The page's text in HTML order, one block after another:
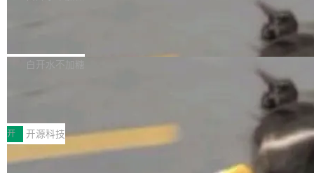
个主 agent 循环，外加一组后台 agent。这些后
库，并将作为transport接入Mooncake TENT。
MPComm将作为一种传输引擎接入Mooncake T
ENT，实现零拷贝传输性能提升30%、非零拷贝
传输性能最高提升5倍。UCL-MPComm底层基
白开水不加糖
型案例入选名单》，深信服“面向企业研发场景的
开源 AI 编程平台 CoStrict 应用”凭借卓越的技术
创新与落地成效成功入选。 全链路私有化部署，
开 开源科技
深信服AI算力网关入选工信部人工智能